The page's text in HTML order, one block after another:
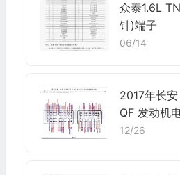
众泰1.6L
针)端子
06/14
2017年长
QF 发动机
12/26